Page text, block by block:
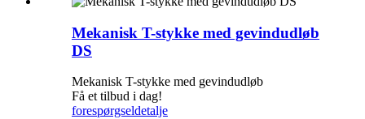
Mekanisk T-stykke med gevindudløb
DS
Mekanisk T-stykke med gevindudløb
Få et tilbud i dag!
forespørgseldetalje